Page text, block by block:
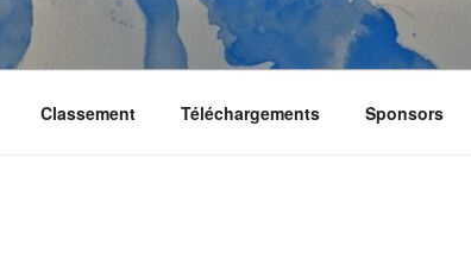
Classement Téléchargements Sponsors